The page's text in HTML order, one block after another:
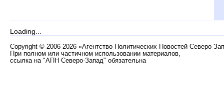
Loading...
Copyright © 2006-2026 «Агентство Политических Новостей Северо-
При полном или частичном использовании материалов,
ссылка на "АПН Северо-Запад" обязательна